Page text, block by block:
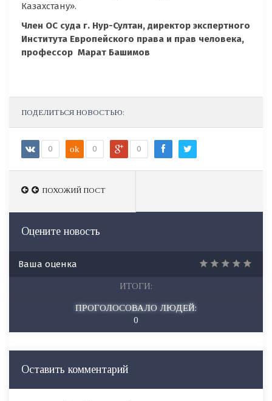
Казахстану».
Член ОС суда г. Нур-Султан, директор экспертного
Института Европейского права и прав человека,
профессор Марат Башимов
ПОДЕЛИТЬСЯ НОВОСТЬЮ:
0 ok 0 0
ПОХОЖИЙ ПОСТ
ПОХОЖИЙ ПОСТ
Оцените новость
Ваша оценка
ИТОГИ:
ПРОГОЛОСОВАЛО ЛЮДЕЙ:
0
Оставить комментарий